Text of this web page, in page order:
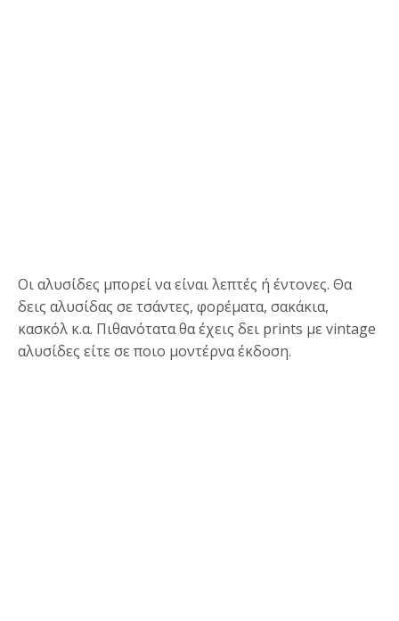
Οι αλυσίδες μπορεί να είναι λεπτές ή έντονες. Θα
δεις αλυσίδας σε τσάντες, φορέματα, σακάκια,
κασκόλ κ.α. Πιθανότατα θα έχεις δει prints μεvintage
αλυσίδες είτε σε ποιο μοντέρνα έκδοση.